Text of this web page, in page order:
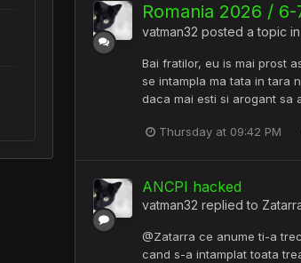
Romania 2026 /
vatman32 posted a topic in
Bai fratilor, eu is mai prost
se intampla ma tata in tara
daca mai esti si arogant sa
Thursday at 09:42 PM
ANCPI hacked
vatman32 replied to
@Zatarra ce anume ti-a
cand s-a intamplat toata